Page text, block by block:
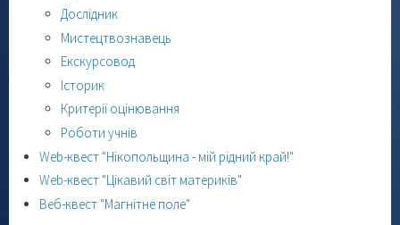
Дослідник
Мистецтвознавець
Екскурсовод
Історик
Критерії оцінювання
Роботи учнів
Web-квест "Нікопольщина - мій рідний край!"
Web-квест "Цікавий світ материків"
Веб-квест "Магнітне поле"